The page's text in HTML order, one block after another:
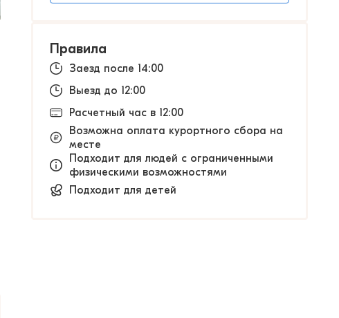
Правила
Заезд после 14:00
Выезд до 12:00
Расчетный час в 12:00
Возможна оплата курортного сбора на
месте
Подходит для людей с ограниченными
физическими возможностями
Подходит для детей